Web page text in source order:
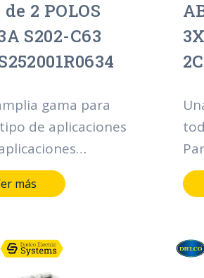
2 POLOS
S202-C63
gama para
de aplicaciones
comerciales
la gama
multitud de
en
más
e